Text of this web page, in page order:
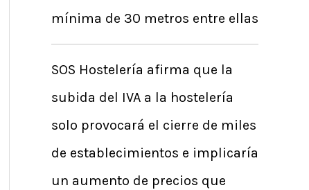
mínima de 30 metros entre ellas
SOS Hostelería afirma que la
subida del IVA a la hostelería
solo provocará el cierre de miles
de establecimientos e implicaría
un aumento de precios que